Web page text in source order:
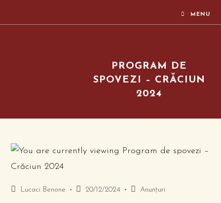
MENU
PROGRAM DE
SPOVEZI – CRĂCIUN
2024
Lucaci Benone 20/12/2024 Anunțuri